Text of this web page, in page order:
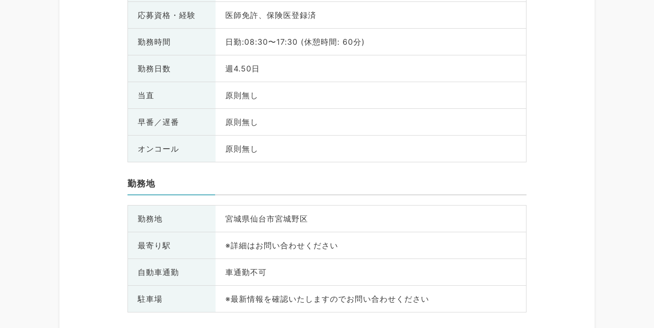
応募資格・ 経験 医師免許、保険医登録済
勤務時間 日勤:08:30〜17:30 (休憩時間: 60分)
勤務日数 週4.50日
当直 原則無し
早番／遅番 原則無し
オンコール 原則無し
勤務地
勤務地 宮城県仙台市宮城野区
最寄り駅 ※詳細はお問い合わせください
自動車通勤 車通勤不可
駐車場 ※最新情報を確認いたしますのでお問い合わせください